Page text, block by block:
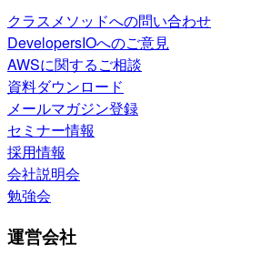
クラスメソッドへの問い合わせ
DevelopersIOへのご意見
AWSに関するご相談
資料ダウンロード
メールマガジン登録
セミナー情報
採用情報
会社説明会
勉強会
運営会社